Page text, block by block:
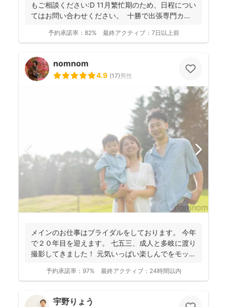
もご相談ください:D 11月繁忙期のため、日程につい
てはお問い合わせください。 十勝で出張専門カ...
予約承諾率： 82% 最終アクティブ： 7日以上前
nomnom
4.9 (17)男性
メインのお仕事はブライダルをしております。 今年
で２０年目を迎えます。 七五三、成人と多岐に渡り
撮影してきました！ 元気いっぱい楽しんでをモット
予約承諾率： 97% 最終アクティブ： 24時間以内
宇野りょう